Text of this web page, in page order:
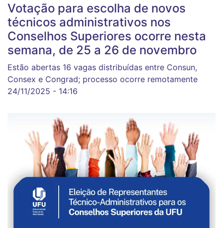
Votação para escolha de novos
técnicos administrativos nos
Conselhos Superiores ocorre nesta
semana, de 25 a 26 de novembro
Estão abertas 16 vagas distribuídas entre Consun,
Consex e Congrad; processo ocorre remotamente
24/11/2025 - 14:16